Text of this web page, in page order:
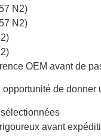
N2)
N2)
OEM avant de
de
avant